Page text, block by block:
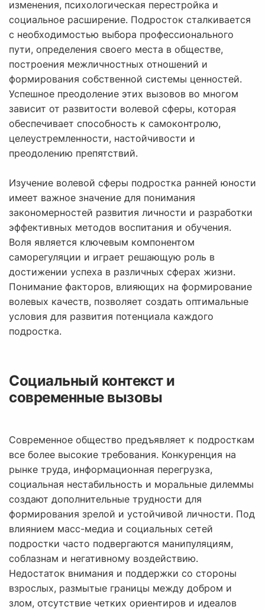
изменения, психологическая перестройка и
социальное расширение. Подросток сталкивается
с необходимостью выбора профессионального
пути, определения своего места в обществе,
построения межличностных отношений и
формирования собственной системы ценностей.
Успешное преодоление этих вызовов во многом
зависит от развитости волевой сферы, которая
обеспечивает способность к самоконтролю,
целеустремленности, настойчивости и
преодолению препятствий.
Изучение волевой сферы подростка ранней юности
имеет важное значение для понимания
закономерностей развития личности и разработки
эффективных методов воспитания и обучения.
Воля является ключевым компонентом
саморегуляции и играет решающую роль в
достижении успеха в различных сферах жизни.
Понимание факторов, влияющих на формирование
волевых качеств, позволяет создать оптимальные
условия для развития потенциала каждого
подростка.
Социальный контекст и
современные вызовы
Современное общество предъявляет к подросткам
все более высокие требования. Конкуренция на
рынке труда, информационная перегрузка,
социальная нестабильность и моральные дилеммы
создают дополнительные трудности для
формирования зрелой и устойчивой личности. Под
влиянием масс-медиа и социальных сетей
подростки часто подвергаются манипуляциям,
соблазнам и негативному воздействию.
Недостаток внимания и поддержки со стороны
взрослых, размытые границы между добром и
злом, отсутствие четких ориентиров и идеалов